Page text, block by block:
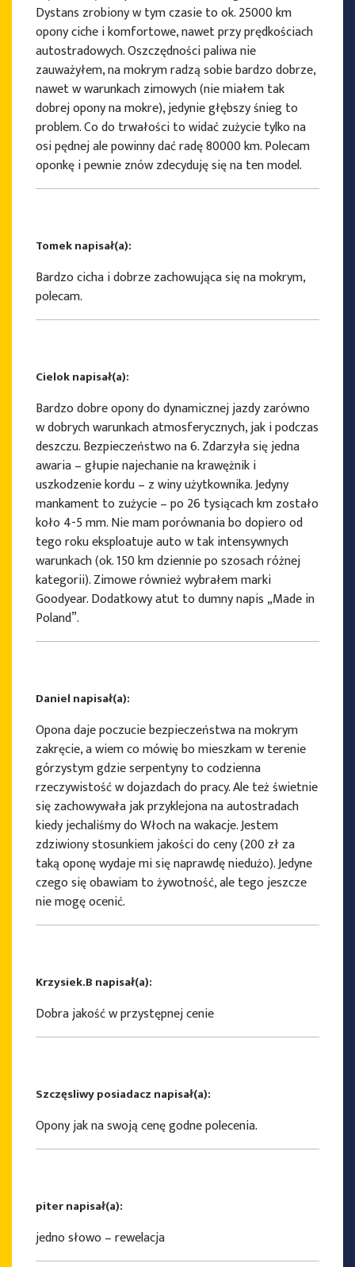
Dystans zrobiony w tym czasie to ok. 25000 km
opony ciche i komfortowe, nawet przy prędkościach
autostradowych. Oszczędności paliwa nie
zauważyłem, na mokrym radzą sobie bardzo dobrze,
nawet w warunkach zimowych (nie miałem tak
dobrej opony na mokre), jedynie głębszy śnieg to
problem. Co do trwałości to widać zużycie tylko na
osi pędnej ale powinny dać radę 80000 km. Polecam
oponkę i pewnie znów zdecyduję się na ten model.
Tomek napisał(a):
Bardzo cicha i dobrze zachowująca się na mokrym,
polecam.
Cielok napisał(a):
Bardzo dobre opony do dynamicznej jazdy zarówno
w dobrych warunkach atmosferycznych, jak i podczas
deszczu. Bezpieczeństwo na 6. Zdarzyła się jedna
awaria – głupie najechanie na krawężnik i
uszkodzenie kordu – z winy użytkownika. Jedyny
mankament to zużycie – po 26 tysiącach km zostało
koło 4-5 mm. Nie mam porównania bo dopiero od
tego roku eksploatuje auto w tak intensywnych
warunkach (ok. 150 km dziennie po szosach różnej
kategorii). Zimowe również wybrałem marki
Goodyear. Dodatkowy atut to dumny napis „Made in
Poland”.
Daniel napisał(a):
Opona daje poczucie bezpieczeństwa na mokrym
zakręcie, a wiem co mówię bo mieszkam w terenie
górzystym gdzie serpentyny to codzienna
rzeczywistość w dojazdach do pracy. Ale też świetnie
się zachowywała jak przyklejona na autostradach
kiedy jechaliśmy do Włoch na wakacje. Jestem
zdziwiony stosunkiem jakości do ceny (200 zł za
taką oponę wydaje mi się naprawdę niedużo). Jedyne
czego się obawiam to żywotność, ale tego jeszcze
nie mogę ocenić.
Krzysiek.B napisał(a):
Dobra jakość w przystępnej cenie
Szczęsliwy posiadacz napisał(a):
Opony jak na swoją cenę godne polecenia.
piter napisał(a):
jedno słowo – rewelacja